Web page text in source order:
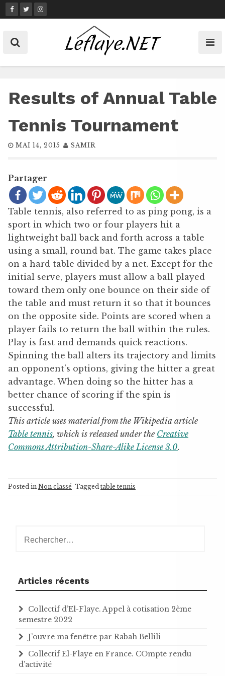
Skip
to
Results of Annual Table
Tennis Tournament
MAI 14, 2015 SAMIR
Partager
Table tennis, also referred to as ping pong, is a
sport in which two or four players hit a
lightweight ball back and forth across a table
using a small, round bat. The game takes place
on a hard table divided by a net. Except for the
initial serve, players must allow a ball played
toward them only one bounce on their side of
the table and must return it so that it bounces
on the opposite side. Points are scored when a
player fails to return the ball within the rules.
Play is fast and demands quick reactions.
Spinning the ball alters its trajectory and limits
an opponent’s options, giving the hitter a great
advantage. When doing so the hitter has a
better chance of scoring if the spin is
successful.
This article uses material from the Wikipedia article
Table tennis, which is released under the Creative
Commons Attribution-Share-Alike License 3.0.
Posted in Non classé Tagged table tennis
Articles récents
Collectif d’El-Flaye. Appel à cotisation 2ème
semestre 2022
J’ouvre ma fenêtre par Rabah Bellili
Collectif El-Flaye en France. COmpte rendu
d’activité